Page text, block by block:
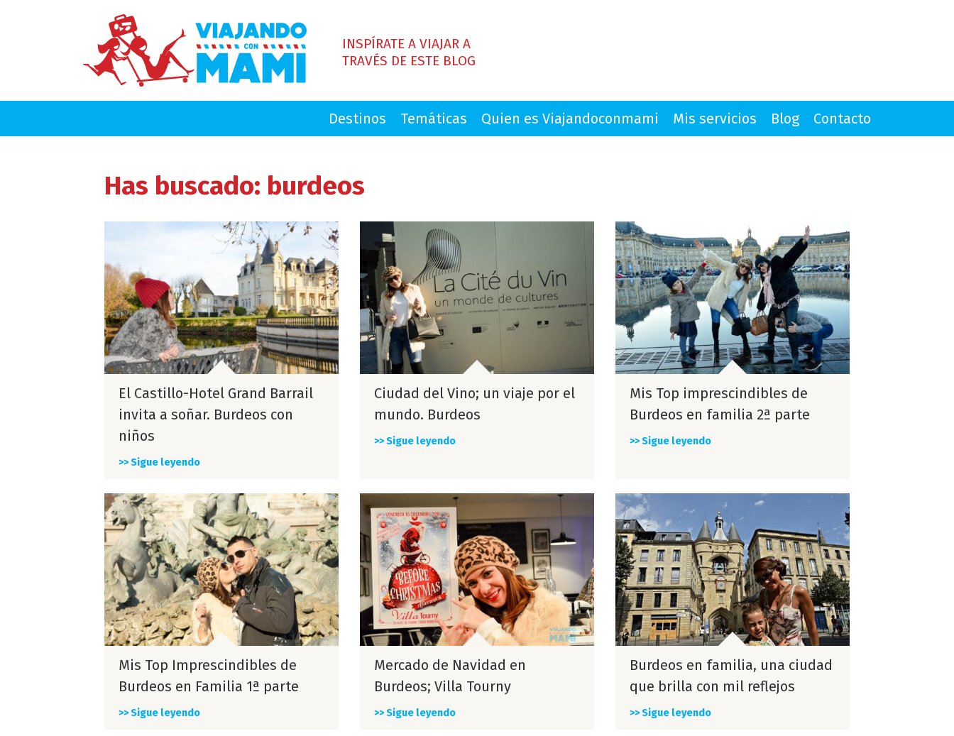
INSPÍRATE A VIAJAR A
TRAVÉS DE ESTE BLOG
Destinos Temáticas Quien es Viajandoconmami Mis servicios Blog Contacto
Has buscado: burdeos
El Castillo-Hotel Grand Barrail
invita a soñar. Burdeos con
niños
>> Sigue leyendo
Ciudad del Vino; un viaje por el
mundo. Burdeos
>> Sigue leyendo
Mis Top imprescindibles de
Burdeos en familia 2ª parte
>> Sigue leyendo
Mis Top Imprescindibles de
Burdeos en Familia 1ª parte
>> Sigue leyendo
Mercado de Navidad en
Burdeos; Villa Tourny
>> Sigue leyendo
Burdeos en familia, una ciudad
que brilla con mil reflejos
>> Sigue leyendo